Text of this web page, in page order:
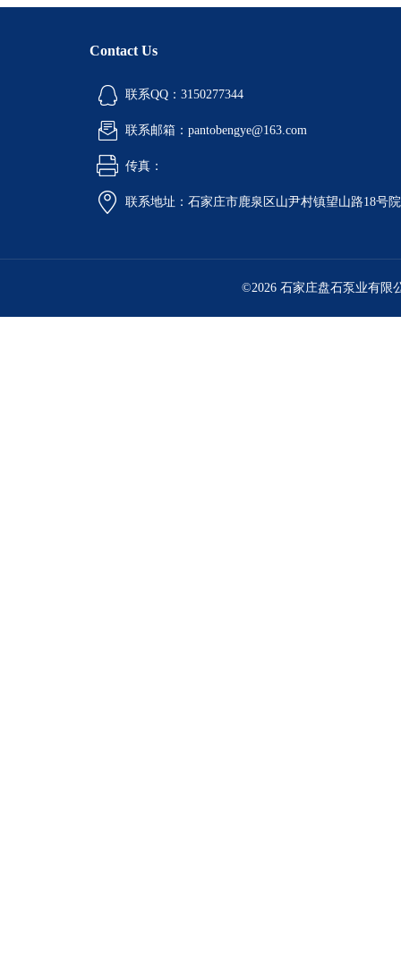
Contact Us
联系QQ：3150277344
联系邮箱：pantobengye@163.com
传真：
联系地址：石家庄市鹿泉区山尹村镇望山路18号
©2026 石家庄盘石泵业有限